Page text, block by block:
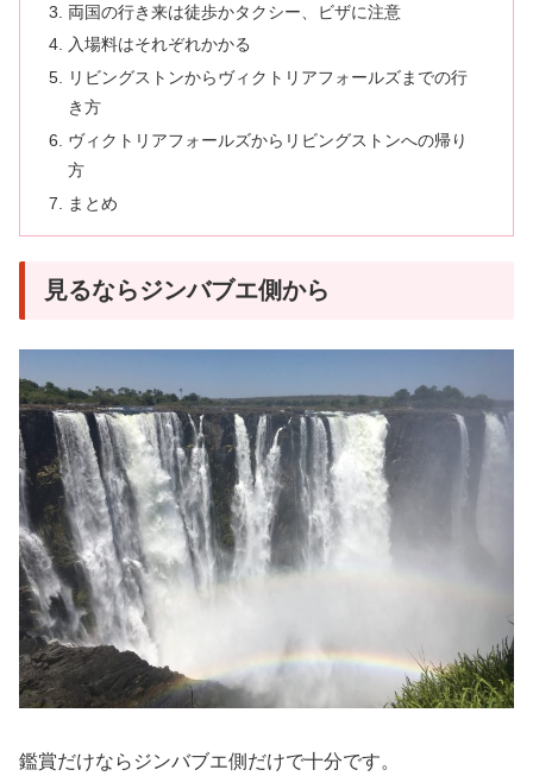
両国の行き来は徒歩かタクシー、ビザに注意
入場料はそれぞれかかる
リビングストンからヴィクトリアフォールズまでの行
き方
ヴィクトリアフォールズからリビングストンへの帰り
方
まとめ
見るならジンバブエ側から
鑑賞だけならジンバブエ側だけで十分です。